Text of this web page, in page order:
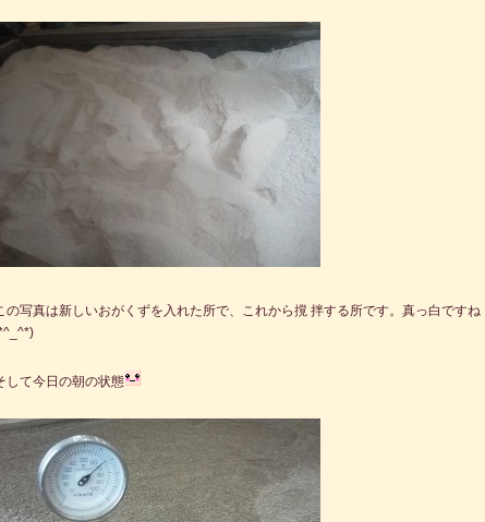
の写真は新しいおがくずを入れた所で、これから撹 拌する所です。真っ白ですね
して今日の朝の状態